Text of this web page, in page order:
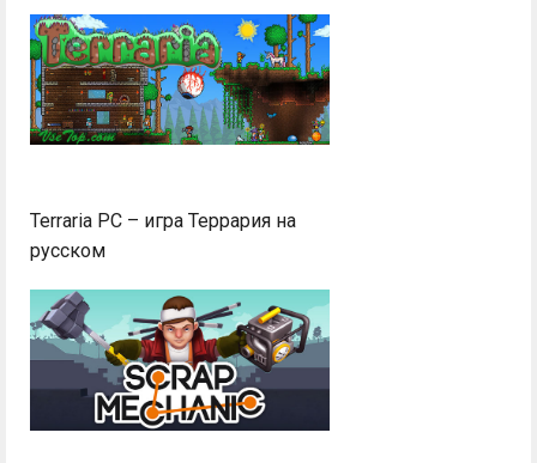
Terraria PC – игра Террария на
русском